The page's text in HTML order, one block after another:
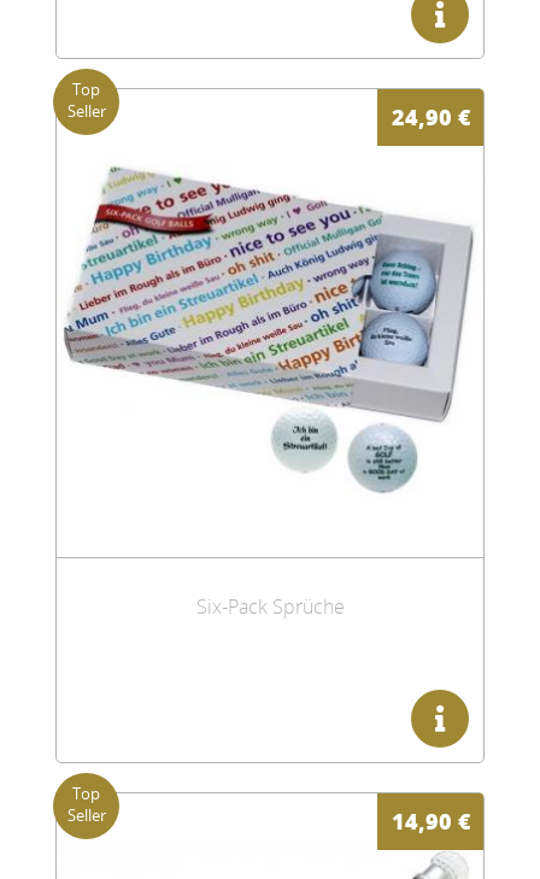
24,90 €
Six-Pack Sprüche
14,90 €